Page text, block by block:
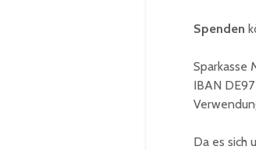
Spenden
Sparkasse
IBAN
Da es sich